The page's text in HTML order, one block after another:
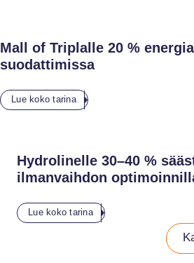
Mall of Triplalle 20 %
suodattimissa
Lue koko tarina
Hydrolinelle 30–40 %
ilmanvaihdon
Lue koko tarina